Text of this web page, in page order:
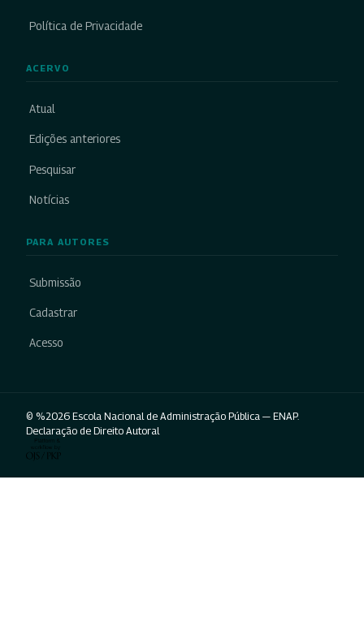
Política de Privacidade
ACERVO
Atual
Edições anteriores
Pesquisar
Notícias
PARA AUTORES
Submissão
Cadastrar
Acesso
© %2026 Escola Nacional de Administração Pública — ENAP.
Declaração de Direito Autoral